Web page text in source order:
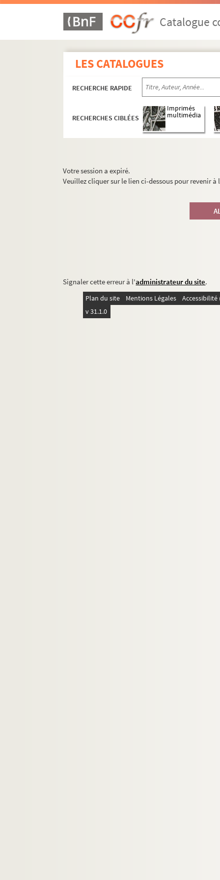
Catalogue
LES CATALOGUES
RECHERCHE RAPIDE
RECHERCHES CIBLÉES
Imprimés
multimédia
Votre session a expiré.
Veuillez cliquer sur le lien ci-dessous pour revenir
Signaler cette erreur à l'administrateur du site.
Plan du site Mentions Légales
v 31.1.0